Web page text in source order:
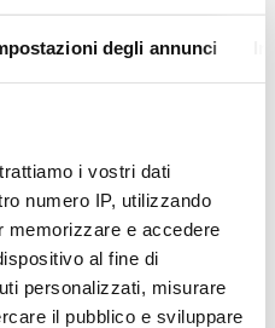
degli annunci
trattiamo i vostri dati
numero IP, utilizzando
memorizzare e accedere
al fine di
personalizzati, misurare
il pubblico e sviluppare